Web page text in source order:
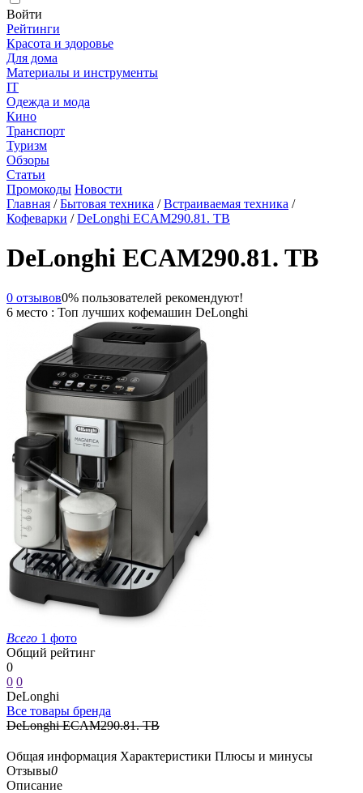
Войти
Рейтинги
Красота и здоровье
Для дома
Материалы и инструменты
IT
Одежда и мода
Кино
Транспорт
Туризм
Обзоры
Статьи
Промокоды Новости
Главная /Бытовая техника /Встраиваемая техника /
Кофеварки /DeLonghi ECAM290.81. TB
DeLonghi ECAM290.81. TB
0 отзывов0% пользователей рекомендуют!
6 место : Топ лучших кофемашин DeLonghi
Всего 1 фото
Общий рейтинг
0
0 0
DeLonghi
Все товары бренда
DeLonghi ECAM290.81. TB
Общая информация Характеристики Плюсы и минусы
Отзывы0
Описание